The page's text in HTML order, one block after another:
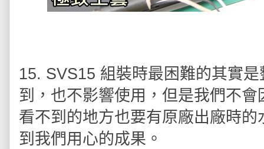
15. SVS15 組裝時最困難的其實
到，也不影響使用，但是我們不
看不到的地方也要有原廠出廠時
到我們用心的成果。